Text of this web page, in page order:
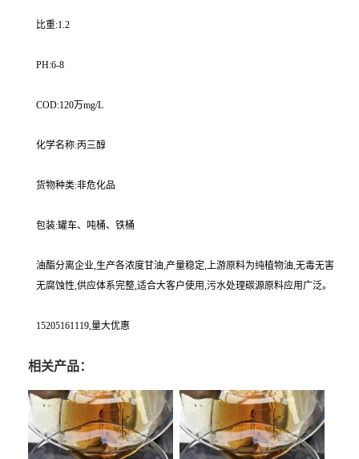
比重:1.2
PH:6-8
COD:120万mg/L
化学名称:丙三醇
货物种类:非危化品
包装:罐车、吨桶、铁桶
油酯分离企业,生产各浓度甘油,产量稳定,上游原料为纯植物油,无毒无害
无腐蚀性,供应体系完整,适合大客户使用,污水处理碳源原料应用广泛。
15205161119,量大优惠
相关产品：